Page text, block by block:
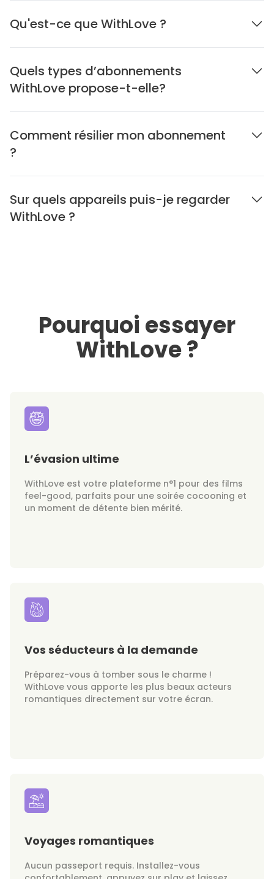
Qu'est-ce que WithLove ?
Quels types d’abonnements
WithLove propose-t-elle?
Comment résilier mon abonnement
?
Sur quels appareils puis-je regarder
WithLove ?
Pourquoi essayer
WithLove ?
L’évasion ultime
WithLove est votre plateforme n°1 pour des films
feel-good, parfaits pour une soirée cocooning et
un moment de détente bien mérité.
Vos séducteurs à la demande
Préparez-vous à tomber sous le charme !
WithLove vous apporte les plus beaux acteurs
romantiques directement sur votre écran.
Voyages romantiques
Aucun passeport requis. Installez-vous